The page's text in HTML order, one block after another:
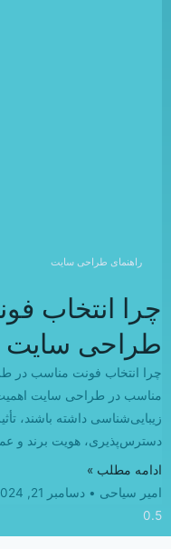
راهنمای طراحی سایت
چرا انتخاب
طراحی سایت
چرا انتخاب فونت مناسب در
مناسب در طراحی سایت اهمیت
دسترس‌پذیری، هویت برند و
ادامه مطلب »
امیر سیاحی
دسامبر 21, 2024